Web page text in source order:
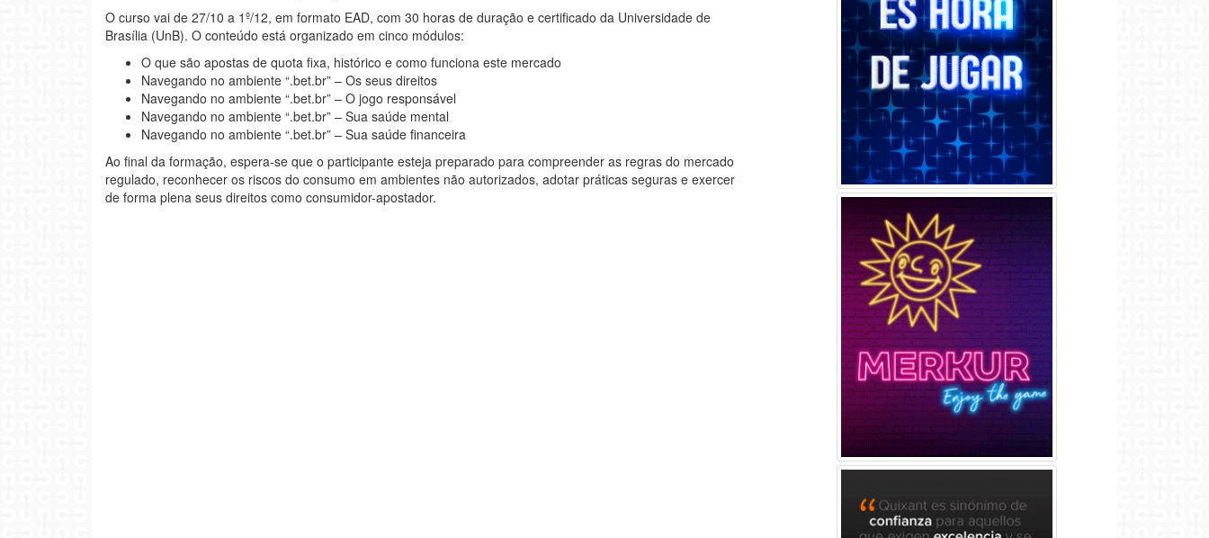
O curso vai de 27/10 a 1º/12, em formato EAD, com 30 horas de duração e certificado da Universidade de
Brasília (UnB). O conteúdo está organizado em cinco módulos:
O que são apostas de quota fixa, histórico e como funciona este mercado
Navegando no ambiente “.bet.br” – Os seus direitos
Navegando no ambiente “.bet.br” – O jogo responsável
Navegando no ambiente “.bet.br” – Sua saúde mental
Navegando no ambiente “.bet.br” – Sua saúde financeira
Ao final da formação, espera-se que o participante esteja preparado para compreender as regras do mercado
regulado, reconhecer os riscos do consumo em ambientes não autorizados, adotar práticas seguras e exercer
de forma plena seus direitos como consumidor-apostador.